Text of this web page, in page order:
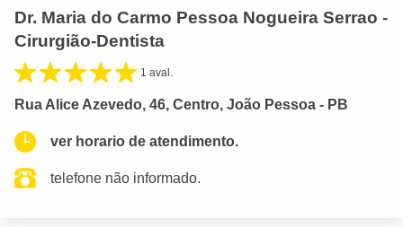
Dr. Maria do Carmo Pessoa Nogueira Serrao -
Cirurgião-Dentista
1 aval.
Rua Alice Azevedo, 46, Centro, João Pessoa - PB
ver horario de atendimento.
telefone não informado.